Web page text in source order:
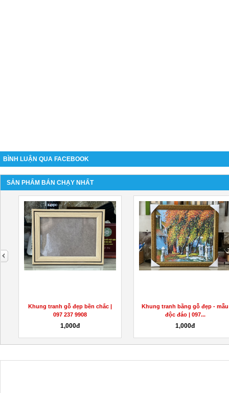
BÌNH LUẬN QUA FACEBOOK
SẢN PHẨM BÁN CHẠY NHẤT
Khung tranh gỗ đẹp bền chắc |
097 237 9908
1,000đ
Khung tranh bằng gỗ đẹp - mẫu
độc đáo | 097...
1,000đ
next